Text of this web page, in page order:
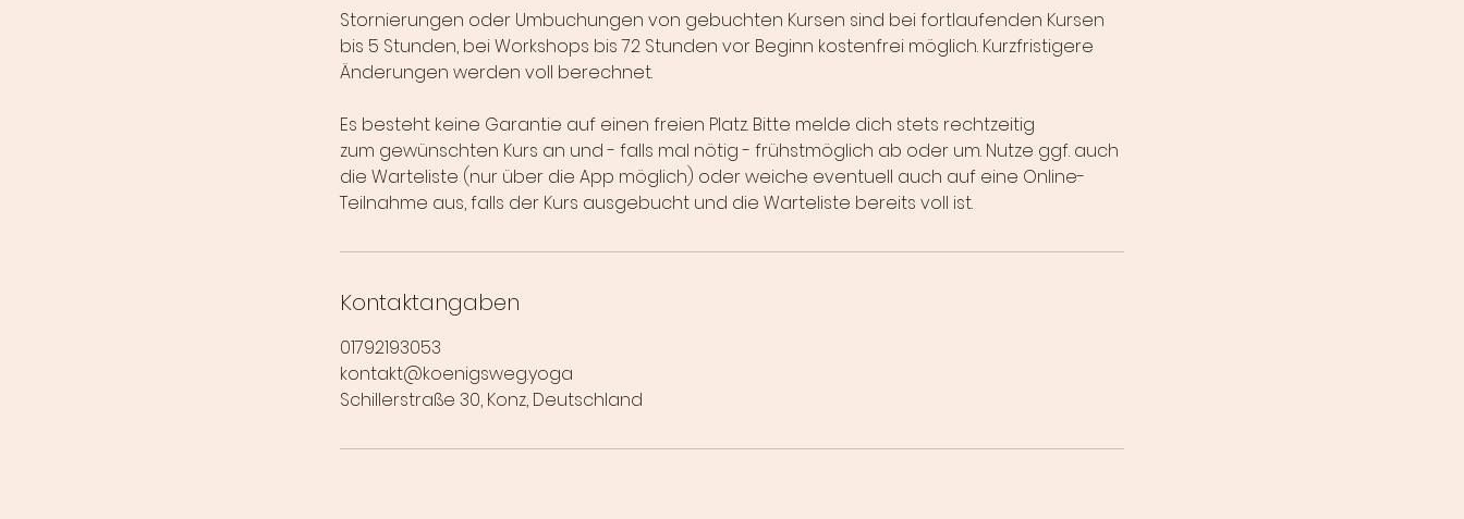
Stornierungen oder Umbuchungen von gebuchten Kursen sind bei fortlaufenden Kursen
bis 5 Stunden, bei Workshops bis 72 Stunden vor Beginn kostenfrei möglich. Kurzfristigere
Änderungen werden voll berechnet.
Es besteht keine Garantie auf einen freien Platz. Bitte melde dich stets rechtzeitig
zum gewünschten Kurs an und - falls mal nötig - frühstmöglich ab oder um. Nutze ggf. auch
die Warteliste (nur über die App möglich) oder weiche eventuell auch auf eine Online-
Teilnahme aus, falls der Kurs ausgebucht und die Warteliste bereits voll ist.
Kontaktangaben
01792193053
kontakt@koenigsweg.yoga
Schillerstraße 30, Konz, Deutschland